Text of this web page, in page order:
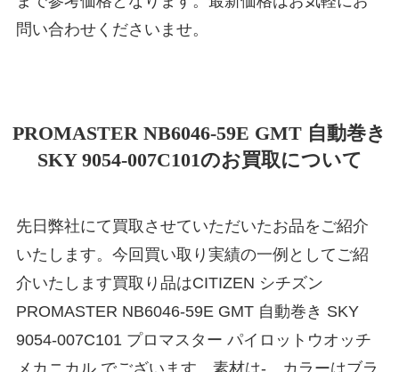
問い合わせくださいませ。
PROMASTER NB6046-59E GMT 自動巻き
SKY 9054-007C101のお買取について
先日弊社にて買取させていただいたお品をご紹介
いたします。今回買い取り実績の一例としてご紹
介いたします買取り品はCITIZEN シチズン
PROMASTER NB6046-59E GMT 自動巻き SKY
9054-007C101 プロマスター パイロットウオッチ